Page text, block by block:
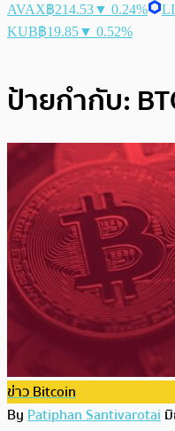
AVAX฿214.53▼ 0.24%
KUB฿19.85▼ 0.52%
ป้ายกำกับ:
ข่าว Bitcoin
ByPatiphan Santivarotai